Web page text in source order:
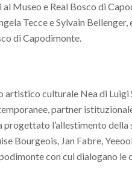
al Museo e Real Bosco di
Tecce e Sylvain
di Capodimonte.
culturale Nea di Luigi
partner
progettato l’allestimento della
Bourgeois, Jan Fabre,
con cui dialogano le